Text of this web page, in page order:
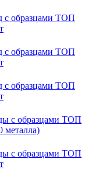
с образцами ТОП
с образцами ТОП
с образцами ТОП
с образцами ТОП
металла)
с образцами ТОП